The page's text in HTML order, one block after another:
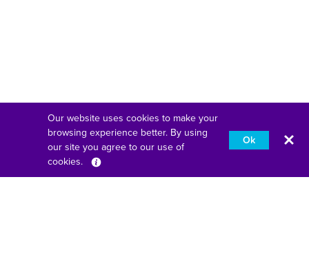
Our website uses cookies to make your
browsing experience better. By using
our site you agree to our use of
cookies.
Ok